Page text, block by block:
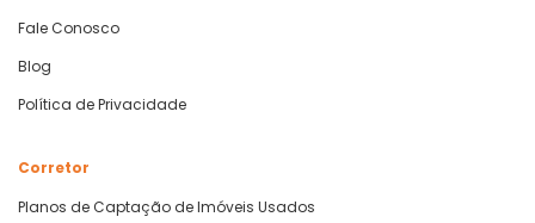
Fale Conosco
Blog
Política de Privacidade
Corretor
Planos de Captação de Imóveis Usados